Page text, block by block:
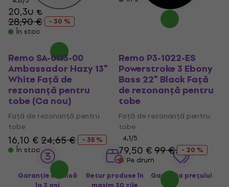
20,30 €
28,90 €
- 30 %
În stoc
Remo SA-0113-00
Ambassador Hazy 13"
White Față de
rezonanță pentru
tobe (Ca nou)
Față de rezonanță pentru
tobe
16,10 €24,65 €
- 35 %
În stoc
Remo P3-1022-ES
Powerstroke 3 Ebony
Bass 22" Black Față
de rezonanță pentru
tobe
Față de rezonanță pentru
tobe
4,1/5
79,50 €99 €
- 20 %
Pe drum
Garanție extinsă
Retur produse în
Garanția prețului